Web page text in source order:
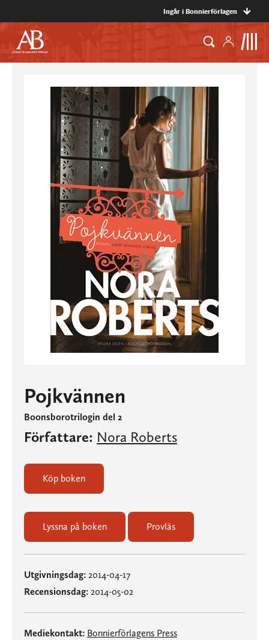
Ingår i Bonnierförlagen
Pojkvännen
Boonsborotrilogin del 2
Författare: Nora Roberts
Köp boken
Lyssna på boken Provläs
Utgivningsdag: 2014-04-17
Recensionsdag: 2014-05-02
Mediekontakt: Bonnierförlagens Press